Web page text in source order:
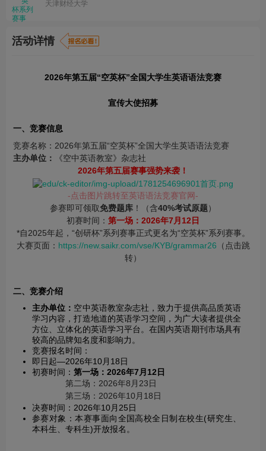
天津财经大学
活动详情
2026年第五届“空英杯”全国大学生英语语法竞赛
宣传大使招募
一、竞赛信息
竞赛名称：2026年第五届“空英杯”全国大学生英语语法竞赛
主办单位：
《空中英语教室》杂志社
2026年第五届赛事强势来袭！
-点击图片跳转至英语语法竞赛官网-
参赛即可领取免费题库 ！（含40%考试原题）
初赛时间： 第一场：2026年7月12日
*自2025年起，“创研杯”系列赛事正式更名为“空英杯”系列赛事。
大赛页面： https://new.saikr.com/vse/KYB/grammar26 （点击跳
转）
二、竞赛介绍
主办单位： 空中英语教室杂志社，致力于提供高品质英语
学习内容，打造地道的英语学习空间，为广大读者提供全
方位、立体化的英语学习平台。在国内英语期刊市场具有
较高的品牌知名度和影响力。
竞赛报名时间：
即日起—2026年10月18日
初赛时间： 第一场：2026年7月12日
第二场：2026年8月23日
第三场：2026年10月18日
决赛时间：2026年10月25日
参赛对象：本赛事面向全国高校全日制在校生(研究生、
本科生、专科生)开放报名。